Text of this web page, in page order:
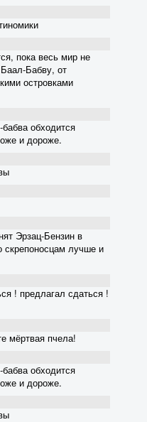
пока весь мир не
Бабву, от
островками
обходится
и дороже.
Эрзац-Бензин в
скрепоносцам лучше и
! предлагал сдаться !
мёртвая пчела!
обходится
и дороже.